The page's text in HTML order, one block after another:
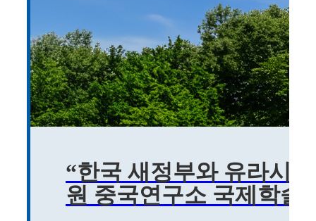
“한국 새정부와 유라시
원 중국연구소 국제학술